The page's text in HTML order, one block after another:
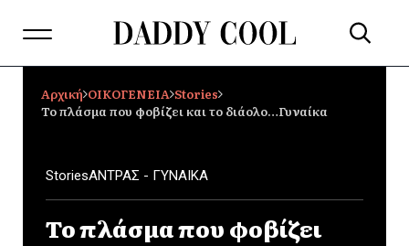
Αρχική ΟΙΚΟΓΕΝΕΙΑ Stories
Το πλάσμα που φοβίζει και το διάολο…Γυναίκα
StoriesΑΝΤΡΑΣ - ΓΥΝΑΙΚΑ
Το πλάσμα που φοβίζει